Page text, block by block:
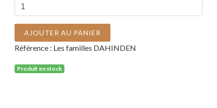
AJOUTER AU PANIER
Référence : Les familles DAHINDEN
Produit en stock